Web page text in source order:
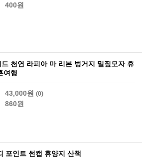
400원
드 천연 라피아 마 리본 벙거지 밀짚모자 휴
여행
43,000원 (0)
860원
포인트 썬캡 휴양지 산책